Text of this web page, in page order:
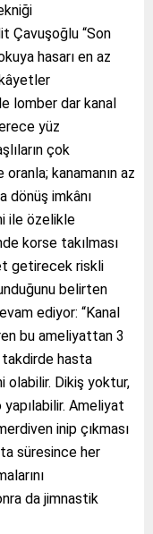
Çavuşoğlu “Son
hasarı en az
lomber dar kanal
yüz
çok
kanamanın az
dönüş imkânı
ile özelikle
korse takılması
getirecek riskli
belirten
ediyor: “Kanal
bu ameliyattan 3
hasta
olabilir. Dikiş yoktur,
yapılabilir. Ameliyat
inip çıkması
süresince her
da jimnastik